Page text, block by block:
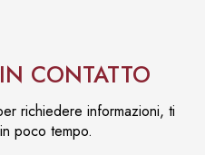
CONTATTO
richiedere informazioni, ti
poco tempo.